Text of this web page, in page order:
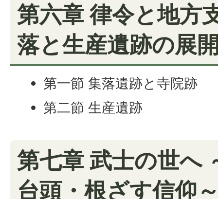
第六章 律令と地方
落と生産遺跡の展
第一節 集落遺跡と寺院跡
第二節 生産遺跡
第七章 武士の世へ
台頭・根ざす信仰